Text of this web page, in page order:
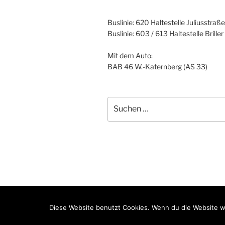
Buslinie: 620 Haltestelle Juliusstraße
Buslinie: 603 / 613 Haltestelle Briller
Mit dem Auto:
BAB 46 W.-Katernberg (AS 33)
nach:
gemäß
Diese Website benutzt Cookies. Wenn du die